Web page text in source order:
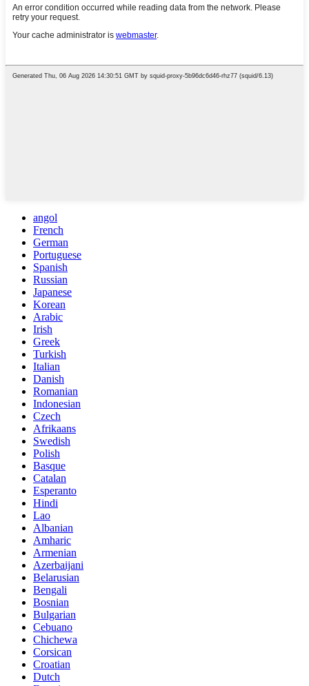
angol
French
German
Portuguese
Spanish
Russian
Japanese
Korean
Arabic
Irish
Greek
Turkish
Italian
Danish
Romanian
Indonesian
Czech
Afrikaans
Swedish
Polish
Basque
Catalan
Esperanto
Hindi
Lao
Albanian
Amharic
Armenian
Azerbaijani
Belarusian
Bengali
Bosnian
Bulgarian
Cebuano
Chichewa
Corsican
Croatian
Dutch